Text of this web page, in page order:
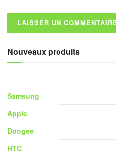
Nouveaux produits
Samsung
Apple
Doogee
HTC